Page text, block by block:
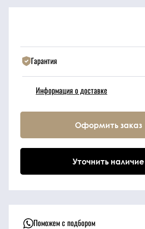
Прочие
Фильтрующие
Ходовые части
Электрическая
система
Под заказ
Гарантия
Информация о доставке
Оформить заказ
Уточнить наличие
Поможем с подбором